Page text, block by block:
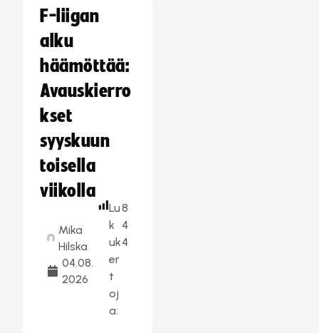
F-liigan
alku
häämöttää:
Avauskierro
kset
syyskuun
toisella
viikolla
Mika
Hilska
04.08.
2026
Lu
k
uk
er
t
oj
a:
8
4
4